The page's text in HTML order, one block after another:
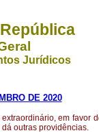
Jurídicos
DE 2020
em favor
outras providências.